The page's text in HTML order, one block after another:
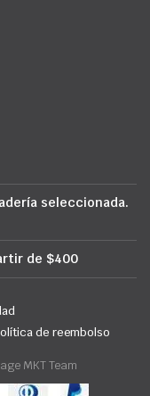
seleccionada.
de $400
de reembolso
MKT Team